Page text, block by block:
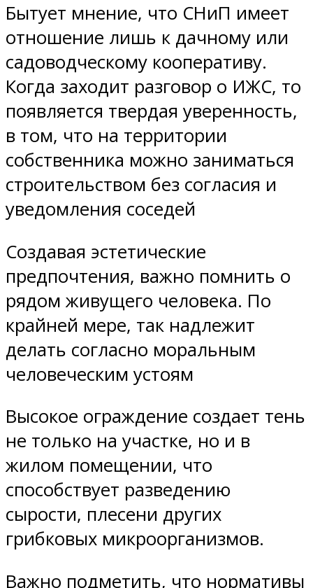
Бытует мнение, что СНиП имеет
отношение лишь к дачному или
садоводческому кооперативу.
Когда заходит разговор о ИЖС, то
появляется твердая уверенность,
в том, что на территории
собственника можно заниматься
строительством без согласия и
уведомления соседей
Создавая эстетические
предпочтения, важно помнить о
рядом живущего человека. По
крайней мере, так надлежит
делать согласно моральным
человеческим устоям
Высокое ограждение создает тень
не только на участке, но и в
жилом помещении, что
способствует разведению
сырости, плесени других
грибковых микроорганизмов.
Важно подметить, что нормативы